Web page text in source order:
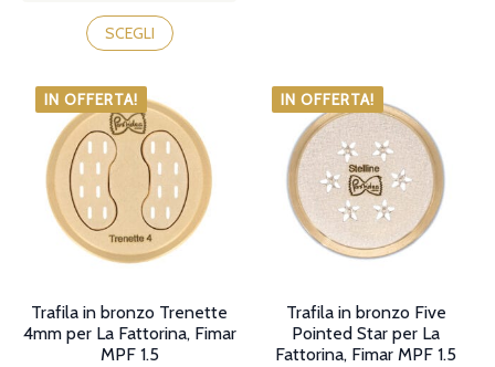
SCEGLI
Questo
prodotto
ha
varianti.
Le
opzioni
possono
essere
scelte
nella
pagina
del
scelte
nella
pagina
del
prodotto
IN OFFERTA!
Trafila in bronzo Trenette
4mm per La Fattorina, Fimar
MPF 1.5
IN OFFERTA!
Trafila in bronzo Five
Pointed Star per La
Fattorina, Fimar MPF 1.5